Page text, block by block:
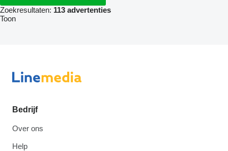
Zoekresultaten: 113 advertenties
Toon
Bedrijf
Over ons
Help